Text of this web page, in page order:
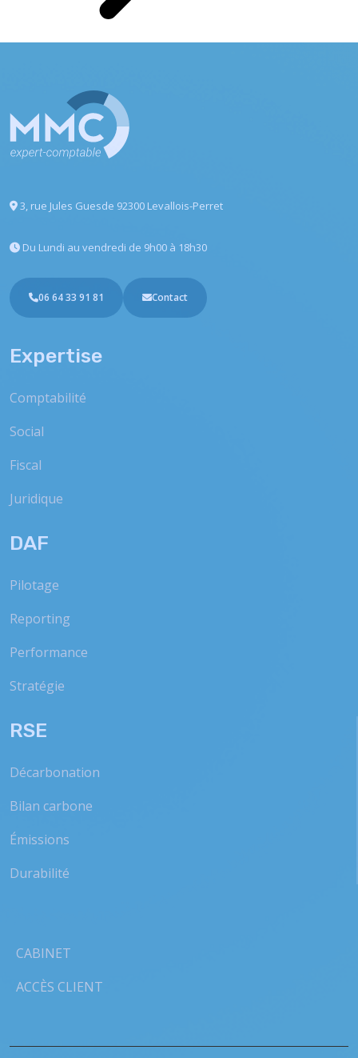
3, rue Jules Guesde 92300 Levallois-Perret
Du Lundi au vendredi de 9h00 à 18h30
06 64 33 91 81 Contact
Expertise
Comptabilité
Social
Fiscal
Juridique
DAF
Pilotage
Reporting
Performance
Stratégie
RSE
Décarbonation
Bilan carbone
Émissions
Durabilité
CABINET
ACCÈS CLIENT